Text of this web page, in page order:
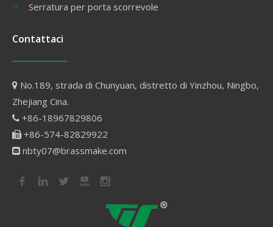
Serratura per porta scorrevole
Contattaci
 No.189, strada di Chunyuan, distretto di Yinzhou, Ningbo,
Zhejiang Cina.
 +86-18967829806
 +86-574-82829922
 nbty07@brassmake.com